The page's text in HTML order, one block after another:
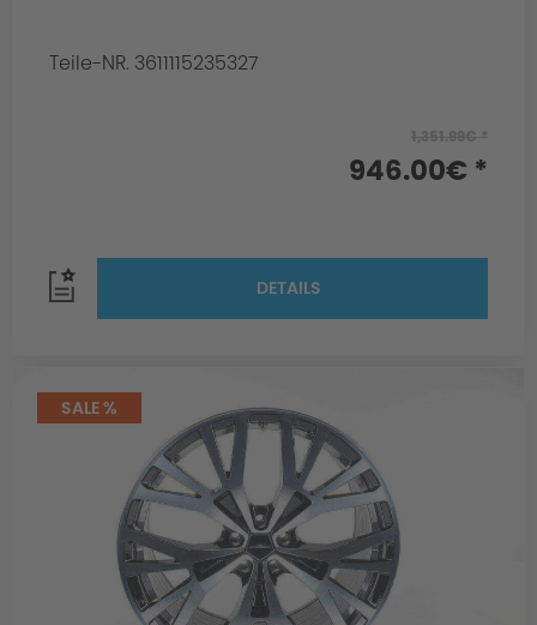
Teile-NR. 3611115235327
946.00€ *
DETAILS
SALE %